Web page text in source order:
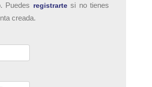
Puedes registrartesi no tienes
creada.